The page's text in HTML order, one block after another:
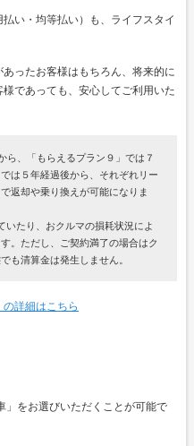
い・均等払い）も、ライフスタイ
ったお客様はもちろん、将来的に
であっても、安心してご利用いた
ら、「もらえるプラン９」では７
は５年経過後から、それぞれリー
返却や乗り換えが可能になりま
たり、おクルマの損耗状況によ
。ただし、ご契約満了の場合はク
も清算金は発生しません。
詳細はこちら
」をお選びいただくことが可能で